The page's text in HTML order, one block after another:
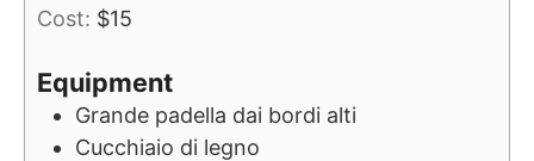
Cost: $15
Equipment
Grande padella dai bordi alti
Cucchiaio di legno